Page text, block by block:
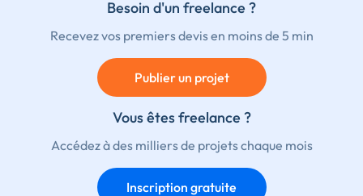
Besoin d'un freelance ?
Recevez vos premiers devis en moins de 5 min
Publier un projet
Vous êtes freelance ?
Accédez à des milliers de projets chaque mois
Inscription gratuite